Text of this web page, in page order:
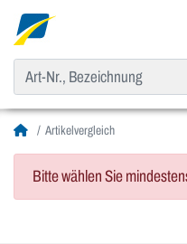
Artikelvergleich
Bitte wählen Sie